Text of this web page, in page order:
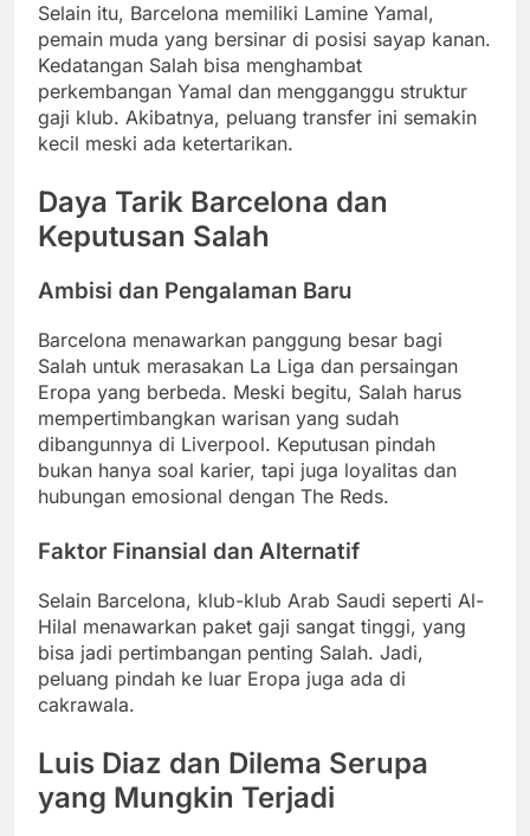
Selain itu, Barcelona memiliki Lamine Yamal,
pemain muda yang bersinar di posisi sayap kanan.
Kedatangan Salah bisa menghambat
perkembangan Yamal dan mengganggu struktur
gaji klub. Akibatnya, peluang transfer ini semakin
kecil meski ada ketertarikan.
Daya Tarik Barcelona dan
Keputusan Salah
Ambisi dan Pengalaman Baru
Barcelona menawarkan panggung besar bagi
Salah untuk merasakan La Liga dan persaingan
Eropa yang berbeda. Meski begitu, Salah harus
mempertimbangkan warisan yang sudah
dibangunnya di Liverpool. Keputusan pindah
bukan hanya soal karier, tapi juga loyalitas dan
hubungan emosional dengan The Reds.
Faktor Finansial dan Alternatif
Selain Barcelona, klub-klub Arab Saudi seperti Al-
Hilal menawarkan paket gaji sangat tinggi, yang
bisa jadi pertimbangan penting Salah. Jadi,
peluang pindah ke luar Eropa juga ada di
cakrawala.
Luis Diaz dan Dilema Serupa
yang Mungkin Terjadi